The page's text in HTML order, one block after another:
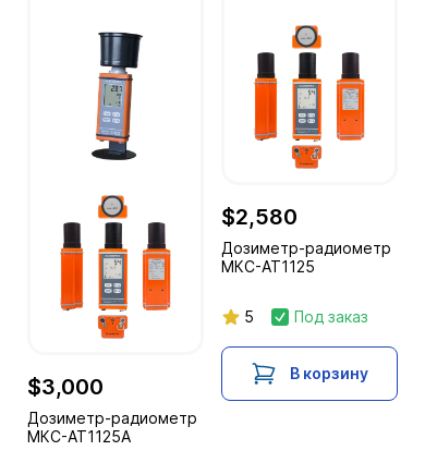
$3,000
Дозиметр-радиометр
МКС-АТ1125А
$2,580
Дозиметр-радиометр
МКС-АТ1125
5 Под заказ
В корзину